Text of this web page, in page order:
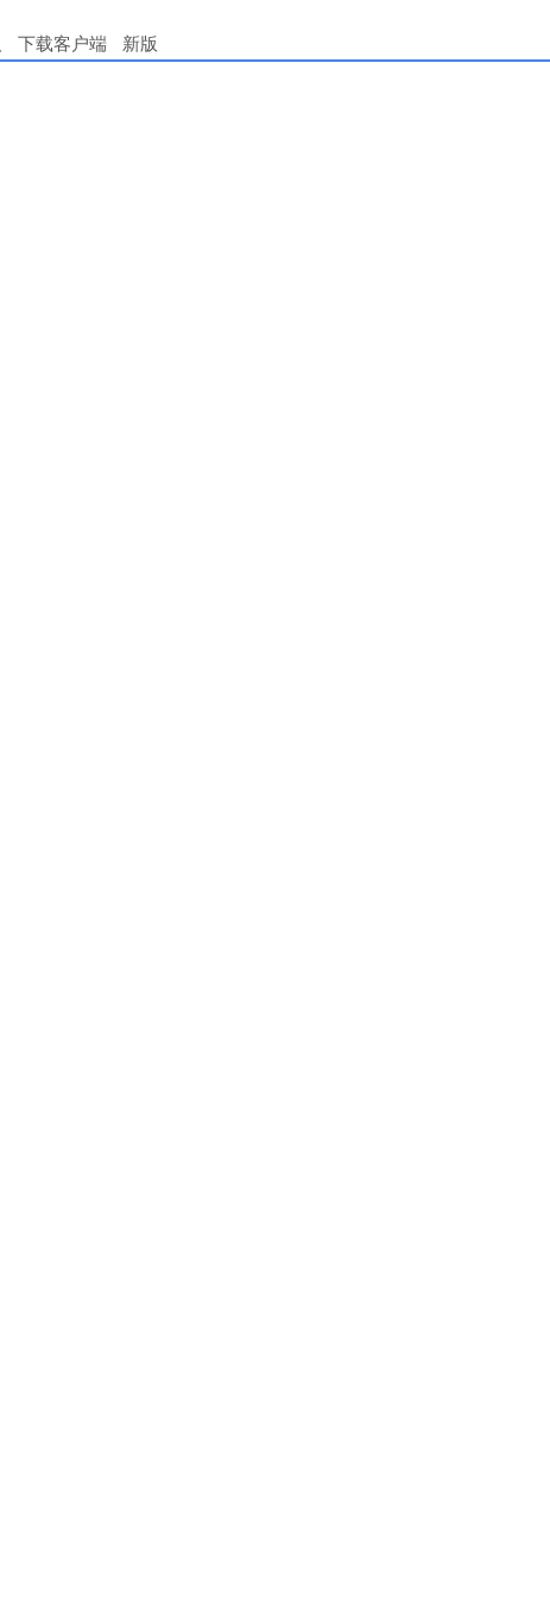
下载客户端 新版